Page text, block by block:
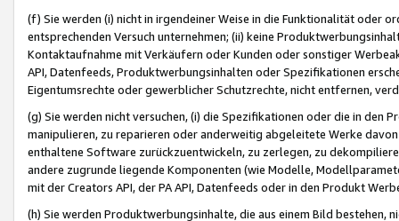
(f) Sie werden (i) nicht in irgendeiner Weise in die Funktionalität oder
entsprechenden Versuch unternehmen; (ii) keine
Kontaktaufnahme mit Verkäufern oder Kunden oder sonstiger
API, Datenfeeds, Produktwerbungsinhalten oder Spezifikationen
Eigentumsrechte oder gewerblicher Schutzrechte, nicht entfernen,
(g) Sie werden nicht versuchen, (i) die Spezifikationen oder die in
manipulieren, zu reparieren oder anderweitig abgeleitete Werke
enthaltene Software zurückzuentwickeln, zu zerlegen, zu
andere zugrunde liegende Komponenten (wie Modelle,
mit der Creators API, der PA API, Datenfeeds oder in den Produkt
(h) Sie werden Produktwerbungsinhalte, die aus einem Bild bestehen,